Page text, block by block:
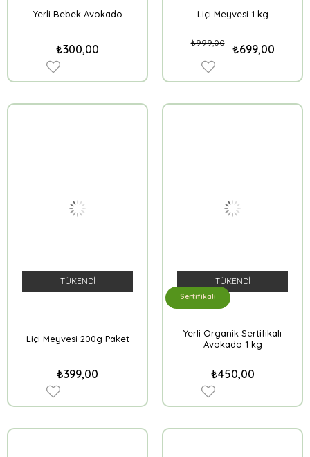
Yerli Bebek Avokado
₺300,00
Liçi Meyvesi 1 kg
₺699,00
₺999,00
TÜKENDI
Liçi Meyvesi 200g Paket
₺399,00
TÜKENDI
Yerli Organik Sertifikalı
Avokado 1 kg
₺450,00
Sertifikalı